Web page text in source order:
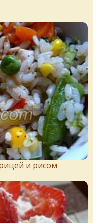
и рисом